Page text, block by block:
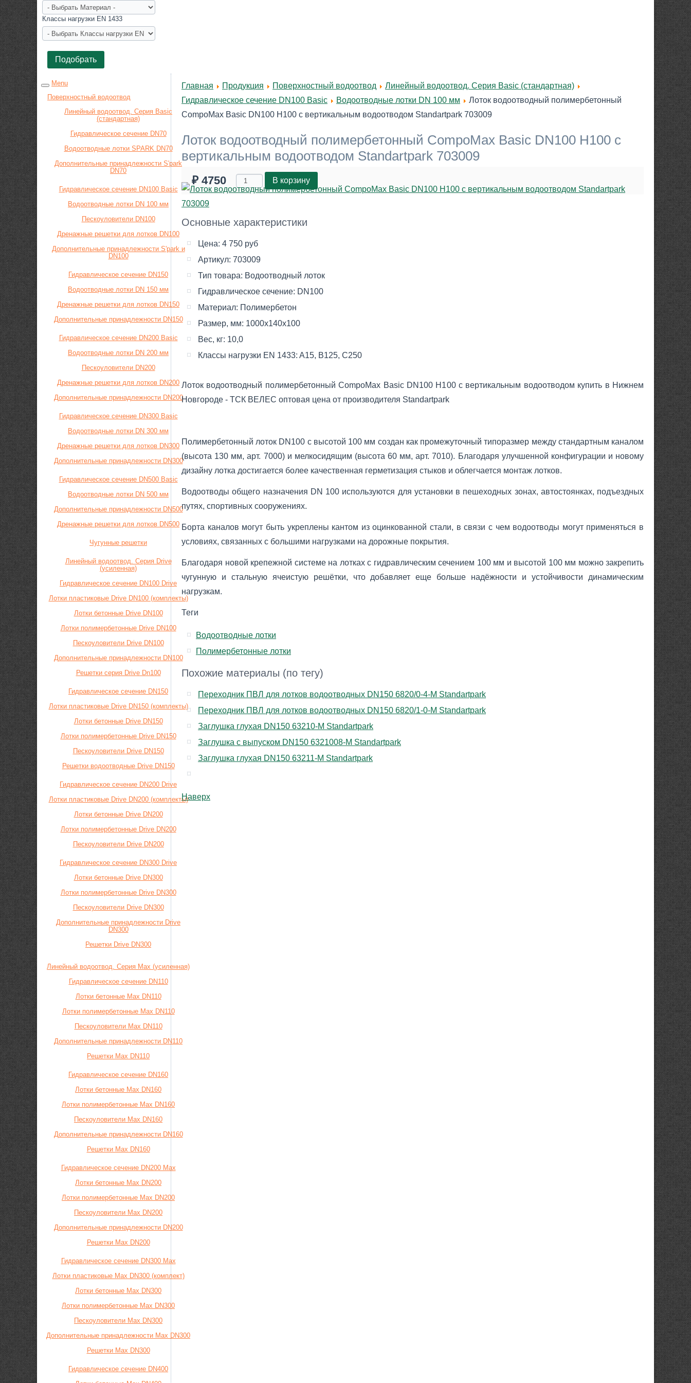
Класcы нагрузки EN 1433
Menu
Поверхностный водоотвод
Линейный водоотвод. Серия Basic
(стандартная)
Гидравлическое сечение DN70
Водоотводные лотки SPARK DN70
Дополнительные принадлежности S'park
DN70
Гидравлическое сечение DN100 Basic
Водоотводные лотки DN 100 мм
Пескоуловители DN100
Дренажные решетки для лотков DN100
Дополнительные принадлежности S'park и
DN100
Гидравлическое сечение DN150
Водоотводные лотки DN 150 мм
Дренажные решетки для лотков DN150
Дополнительные принадлежности DN150
Гидравлическое сечение DN200 Basic
Водоотводные лотки DN 200 мм
Пескоуловители DN200
Дренажные решетки для лотков DN200
Дополнительные принадлежности DN200
Гидравлическое сечение DN300 Basic
Водоотводные лотки DN 300 мм
Дренажные решетки для лотков DN300
Дополнительные принадлежности DN300
Гидравлическое сечение DN500 Basic
Водоотводные лотки DN 500 мм
Дополнительные принадлежности DN500
Дренажные решетки для лотков DN500
Чугунные решетки
Линейный водоотвод. Серия Drive
(усиленная)
Гидравлическое сечение DN100 Drive
Лотки пластиковые Drive DN100 (комплекты)
Лотки бетонные Drive DN100
Лотки полимербетонные Drive DN100
Пескоуловители Drive DN100
Дополнительные принадлежности DN100
Решетки серия Drive Dn100
Гидравлическое сечение DN150
Лотки пластиковые Drive DN150 (комплекты)
Лотки бетонные Drive DN150
Лотки полимербетонные Drive DN150
Пескоуловители Drive DN150
Решетки водоотводные Drive DN150
Гидравлическое сечение DN200 Drive
Лотки пластиковые Drive DN200 (комплекты)
Лотки бетонные Drive DN200
Лотки полимербетонные Drive DN200
Пескоуловители Drive DN200
Гидравлическое сечение DN300 Drive
Лотки бетонные Drive DN300
Лотки полимербетонные Drive DN300
Пескоуловители Drive DN300
Дополнительные принадлежности Drive
DN300
Решетки Drive DN300
Линейный водоотвод. Серия Max (усиленная)
Гидравлическое сечение DN110
Лотки бетонные Max DN110
Лотки полимербетонные Max DN110
Пескоуловители Max DN110
Дополнительные принадлежности DN110
Решетки Max DN110
Гидравлическое сечение DN160
Лотки бетонные Max DN160
Лотки полимербетонные Max DN160
Пескоуловители Max DN160
Дополнительные принадлежности DN160
Решетки Max DN160
Гидравлическое сечение DN200 Max
Лотки бетонные Max DN200
Лотки полимербетонные Max DN200
Пескоуловители Max DN200
Дополнительные принадлежности DN200
Решетки Max DN200
Гидравлическое сечение DN300 Max
Лотки пластиковые Max DN300 (комплект)
Лотки бетонные Max DN300
Лотки полимербетонные Max DN300
Пескоуловители Max DN300
Дополнительные принадлежности Max DN300
Решетки Max DN300
Гидравлическое сечение DN400
Главная Продукция Поверхностный водоотвод
Линейный водоотвод. Серия Basic (стандартная)
Гидравлическое сечение DN100 Basic
Водоотводные лотки DN 100 мм
Лоток водоотводный полимербетонный
CompoMax Basic DN100 H100 с вертикальным водоотводом Standartpark 703009
Лоток водоотводный полимербетонный CompoMax Basic DN100 H100 с
вертикальным водоотводом Standartpark 703009
₽ 4750
Основные характеристики
Цена: 4 750 руб
Артикул: 703009
Тип товара: Водоотводный лоток
Гидравлическое сечение: DN100
Материал: Полимербетон
Размер, мм: 1000x140x100
Вес, кг: 10,0
Класcы нагрузки EN 1433: A15, B125, C250
Лоток водоотводный полимербетонный CompoMax Basic DN100 H100 с вертикальным водоотводом купить в Нижнем
Новгороде - ТСК ВЕЛЕС оптовая цена от производителя Standartpark
Полимербетонный лоток DN100 с высотой 100 мм создан как промежуточный типоразмер между стандартным каналом
(высота 130 мм, арт. 7000) и мелкосидящим (высота 60 мм, арт. 7010). Благодаря улучшенной конфигурации и новому
дизайну лотка достигается более качественная герметизация стыков и облегчается монтаж лотков.
Водоотводы общего назначения DN 100 используются для установки в пешеходных зонах, автостоянках, подъездных
путях, спортивных сооружениях.
Борта каналов могут быть укреплены кантом из оцинкованной стали, в связи с чем водоотводы могут применяться в
условиях, связанных с большими нагрузками на дорожные покрытия.
Благодаря новой крепежной системе на лотках с гидравлическим сечением 100 мм и высотой 100 мм можно закрепить
чугунную и стальную ячеистую решётки, что добавляет еще больше надёжности и устойчивости динамическим
нагрузкам.
Теги
Водоотводные лотки
Полимербетонные лотки
Похожие материалы (по тегу)
Переходник ПВЛ для лотков водоотводных DN150 6820/0-4-М Standartpark
Переходник ПВЛ для лотков водоотводных DN150 6820/1-0-М Standartpark
Заглушка глухая DN150 63210-М Standartpark
Заглушка с выпуском DN150 6321008-М Standartpark
Заглушка глухая DN150 63211-М Standartpark
Наверх